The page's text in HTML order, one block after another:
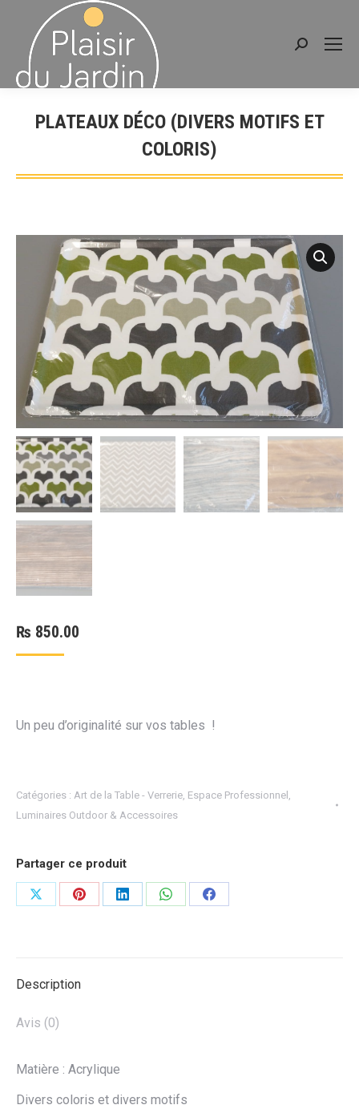
Recherche
PLATEAUX DÉCO (DIVERS MOTIFS ET
COLORIS)
Vous êtes ici :
₨ 850.00
Un peu d’originalité sur vos tables !
Catégories : Art de la Table - Verrerie, Espace Professionnel ,
Luminaires Outdoor & Accessoires
Partager ce produit
PartagerPartagerPartagerPartagerPartager
Description
Avis (0)
Matière : Acrylique
Divers coloris et divers motifs